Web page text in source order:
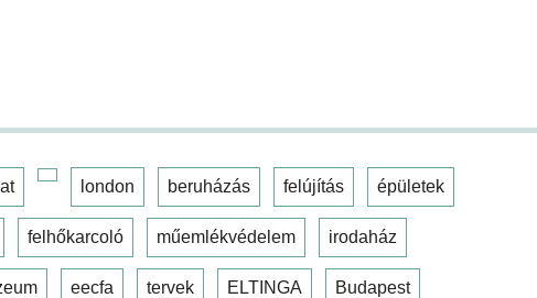
london beruházás felújítás épületek
felhőkarcoló műemlékvédelem irodaház
eecfa tervek ELTINGA Budapest